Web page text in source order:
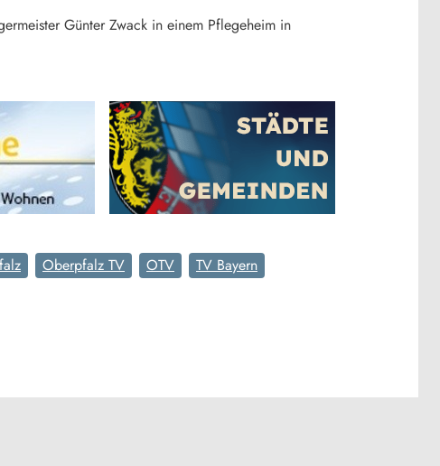
Günter Zwack in einem Pflegeheim in
Oberpfalz TV OTV TV Bayern